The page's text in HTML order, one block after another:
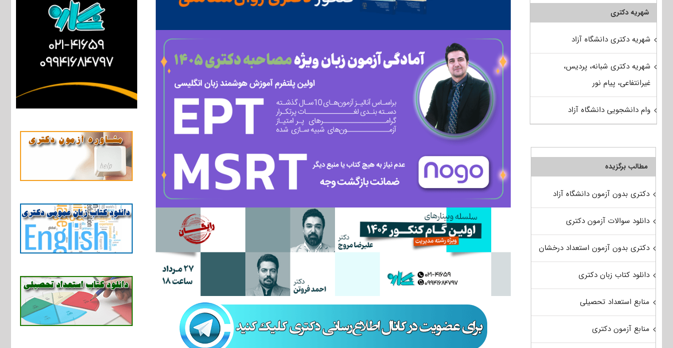
شهریه دکتری
شهریه دکتری دانشگاه آزاد
شهریه دکتری شبانه، پردیس،
غیرانتفاعی، پیام نور
وام دانشجویی دانشگاه آزاد
مطالب برگزیده
دکتری بدون آزمون دانشگاه آزاد
دانلود سوالات آزمون دکتری
دکتری بدون آزمون استعداد درخشان
دانلود کتاب زبان دکتری
منابع استعداد تحصیلی
منابع آزمون دکتری